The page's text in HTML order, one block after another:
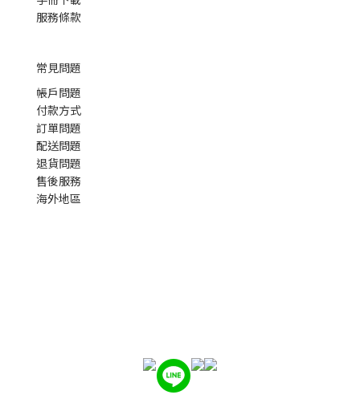
服務條款
常見問題
帳戶問題
付款方式
訂單問題
配送問題
退貨問題
售後服務
海外地區